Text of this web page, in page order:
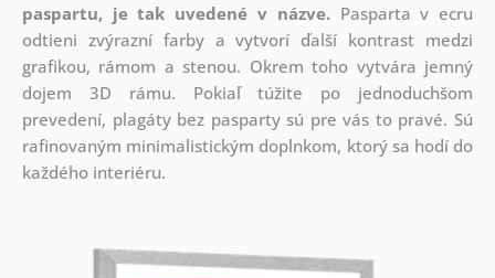
paspartu, je tak uvedené v názve.Pasparta v ecru
odtieni zvýrazní farby a vytvorí ďalší kontrast medzi
grafikou, rámom a stenou. Okrem toho vytvára jemný
dojem 3D rámu. Pokiaľ túžite po jednoduchšom
prevedení, plagáty bez pasparty sú pre vás to pravé. Sú
rafinovaným minimalistickým doplnkom, ktorý sa hodí do
každého interiéru.